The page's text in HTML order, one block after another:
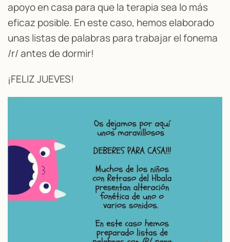
apoyo en casa para que la terapia sea lo más
eficaz posible. En este caso, hemos elaborado
unas listas de palabras para trabajar el fonema
/r/ antes de dormir!
¡FELIZ JUEVES!